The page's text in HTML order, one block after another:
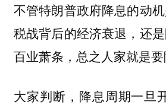
不管特朗普政府降息的动
税战背后的经济衰退，还
百业萧条，总之人家就是要
大家判断，降息周期一旦